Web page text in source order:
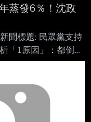
蒸發6％！沈政
聞標題: 民眾黨支持
「1原因」：都倒向
麗島民調》今日公
與上月的43.9%相差
月至5月的支持度，
分析，這與創黨主